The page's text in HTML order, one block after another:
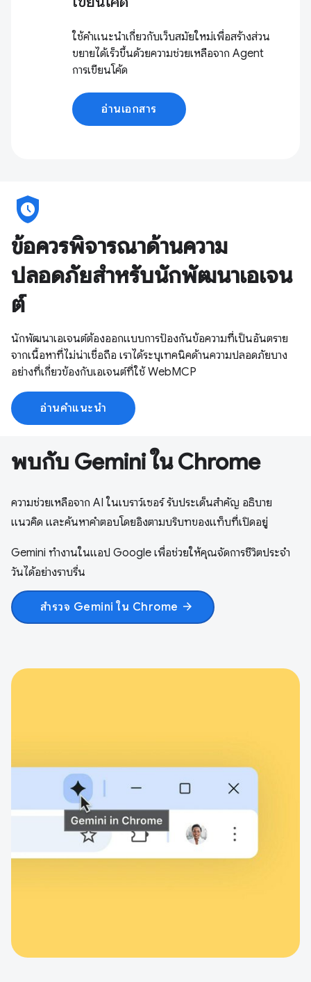
ใช้คำแนะนำเกี่ยวกับเว็บสมัยใหม่เพื่อสร้างส่วน
ขยายได้เร็วขึ้นด้วยความช่วยเหลือจาก Agent
การเขียนโค้ด
อ่านเอกสาร
safety_check
ข้อควรพิจารณาด้านความ
ปลอดภัยสำหรับนักพัฒนาเอเจน
ต์
นักพัฒนาเอเจนต์ต้องออกแบบการป้องกันข้อความที่เป็นอันตราย
จากเนื้อหาที่ไม่น่าเชื่อถือ เราได้ระบุเทคนิคด้านความปลอดภัยบาง
อย่างที่เกี่ยวข้องกับเอเจนต์ที่ใช้ WebMCP
อ่านคำแนะนำ
พบกับ Gemini ใน Chrome
ความช่วยเหลือจาก AI ในเบราว์เซอร์ รับประเด็นสำคัญ อธิบาย
แนวคิด และค้นหาคำตอบโดยอิงตามบริบทของแท็บที่เปิดอยู่
Gemini ทำงานในแอป Google เพื่อช่วยให้คุณจัดการชีวิตประจำ
วันได้อย่างราบรื่น
สำรวจ Gemini ใน Chrome arrow_forward